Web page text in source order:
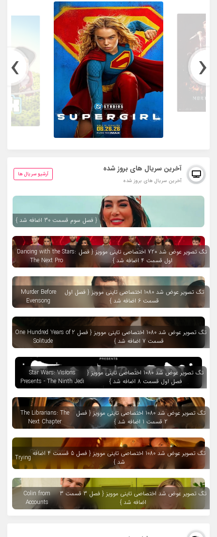
‹
›
آخرین سریال های بروز شده
آخرین سریال های بروز شده
آرشیو سریال ها
{ فصل سوم قسمت 30 اضافه شد }
تگ تصویر عوض شد 720 اختصاصی تاینی موویز { فصل
اول قسمت 4 اضافه شد }
Dancing with the Stars:
The Next Pro
تگ تصویر عوض شد 1080 اختصاصی تاینی موویز { فصل اول
قسمت 6 اضافه شد }
Murder Before
Evensong
تگ تصویر عوض شد 1080 اختصاصی تاینی موویز { فصل 2
قسمت 7 اضافه شد }
One Hundred Years of
Solitude
تگ تصویر عوض شد 1080 اختصاصی تاینی موویز {
فصل اول قسمت 8 اضافه شد }
Star Wars: Visions
Presents - The Ninth Jedi
تگ تصویر عوض شد 1080 اختصاصی تاینی موویز { فصل
2 قسمت 1 اضافه شد }
The Librarians: The
Next Chapter
تگ تصویر عوض شد 1080 اختصاصی تاینی موویز { فصل 5 قسمت 4 اضافه
شد }
Trying
تگ تصویر عوض شد اختصاصی تاینی موویز { فصل 3 قسمت 3
اضافه شد }
Colin from
Accounts